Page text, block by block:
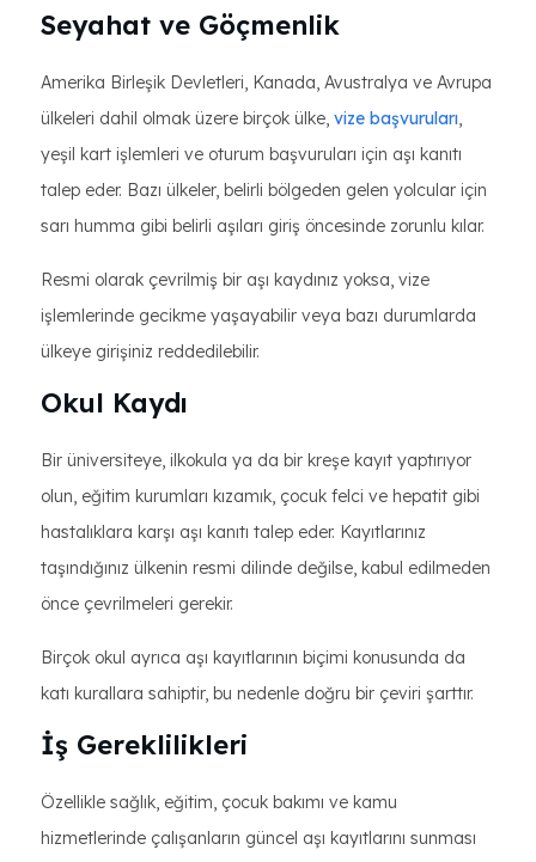
Seyahat ve Göçmenlik
Amerika Birleşik Devletleri, Kanada, Avustralya ve Avrupa
ülkeleri dahil olmak üzere birçok ülke, vize başvuruları,
yeşil kart işlemleri ve oturum başvuruları için aşı kanıtı
talep eder. Bazı ülkeler, belirli bölgeden gelen yolcular için
sarı humma gibi belirli aşıları giriş öncesinde zorunlu kılar.
Resmi olarak çevrilmiş bir aşı kaydınız yoksa, vize
işlemlerinde gecikme yaşayabilir veya bazı durumlarda
ülkeye girişiniz reddedilebilir.
Okul Kaydı
Bir üniversiteye, ilkokula ya da bir kreşe kayıt yaptırıyor
olun, eğitim kurumları kızamık, çocuk felci ve hepatit gibi
hastalıklara karşı aşı kanıtı talep eder. Kayıtlarınız
taşındığınız ülkenin resmi dilinde değilse, kabul edilmeden
önce çevrilmeleri gerekir.
Birçok okul ayrıca aşı kayıtlarının biçimi konusunda da
katı kurallara sahiptir, bu nedenle doğru bir çeviri şarttır.
İş Gereklilikleri
Özellikle sağlık, eğitim, çocuk bakımı ve kamu
hizmetlerinde çalışanların güncel aşı kayıtlarını sunması